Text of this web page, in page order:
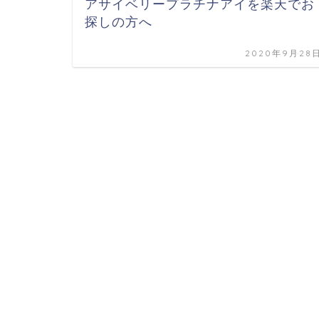
アサイベリープラチナアイを楽天でお
探しの方へ
2020年9月28